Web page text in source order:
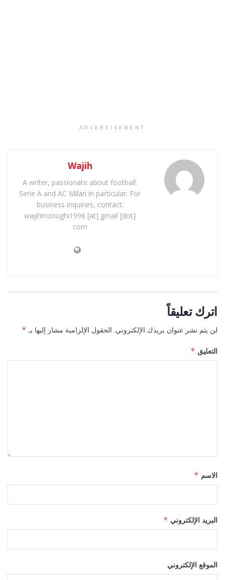
ADVERTISEMENT
Wajih
A writer, passionate about football:
Serie A and AC Milan in particular. For
business inquiries, contact:
wajihmzoughi1996 [at] gmail [dot]
com
اترك تعليقاً
لن يتم نشر عنوان بريدك الإلكتروني. الحقول الإلزامية مشار إليها بـ *
التعليق *
الاسم *
البريد الإلكتروني *
الموقع الإلكتروني